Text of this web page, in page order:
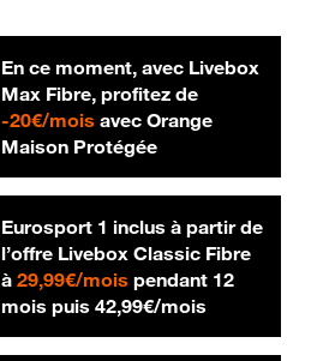
En ce moment, avec Livebox
Max Fibre, profitez de
-20€/mois20 € par mois
avec Orange
Maison Protégée
Eurosport 1 inclus à partir de
l’offre Livebox Classic Fibre
à 29,99€/mois29,99 € par mois
pendant 12
mois puis 42,99€/mois42,99 € par